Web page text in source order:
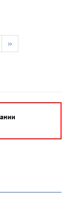
Следующая
страница
››